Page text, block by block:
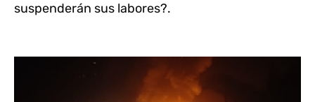
suspenderán sus labores?.